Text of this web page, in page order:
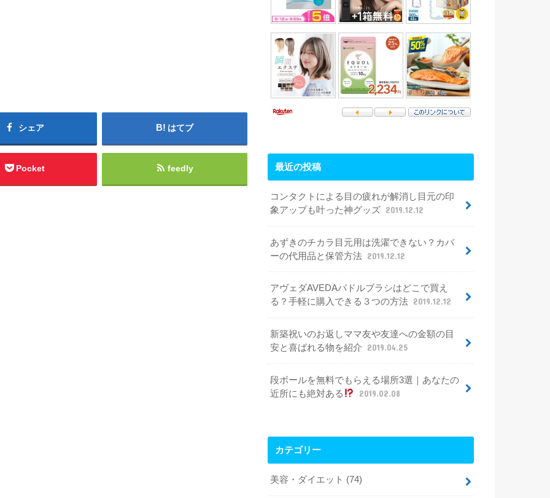
シェア はてブ
Pocket feedly 最近の投稿
コンタクトによる目の疲れが解消し目元の印
象アップも叶った神グッズ 2019.12.12
あずきのチカラ目元用は洗濯できない？カバ
ーの代用品と保管方法 2019.12.12
アヴェダAVEDAパドルブラシはどこで買え
る？手軽に購入できる３つの方法 2019.12.12
新築祝いのお返しママ友や友達への金額の目
安と喜ばれる物を紹介
2019.04.25
段ボールを無料でもらえる場所3選｜あなたの
近所にも絶対ある
2019.02.08
カテゴリー
美容・ダイエット (74)